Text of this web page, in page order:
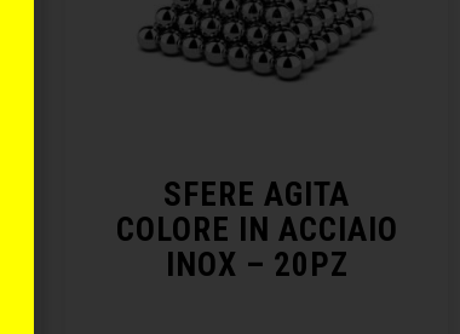
SFERE AGITA
COLORE IN ACCIAIO
INOX – 20PZ